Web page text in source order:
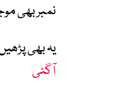
نمبر بھی
یہ بھی
آگئی